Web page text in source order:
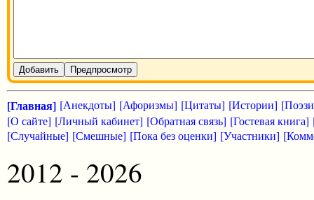
Добавить Предпросмотр
[Главная] [Анекдоты] [Афоризмы] [Цитаты] [Истории]
[О сайте] [Личный кабинет] [Обратная связь] [Гостевая книга]
[Случайные] [Смешные] [Пока без оценки] [Участники]
2012 - 2026